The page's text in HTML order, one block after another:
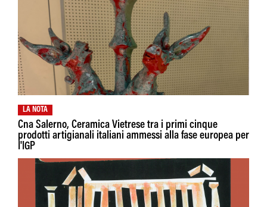
LA NOTA
Cna Salerno, Ceramica Vietrese tra i primi cinque
prodotti artigianali italiani ammessi alla fase europea per
I'IGP